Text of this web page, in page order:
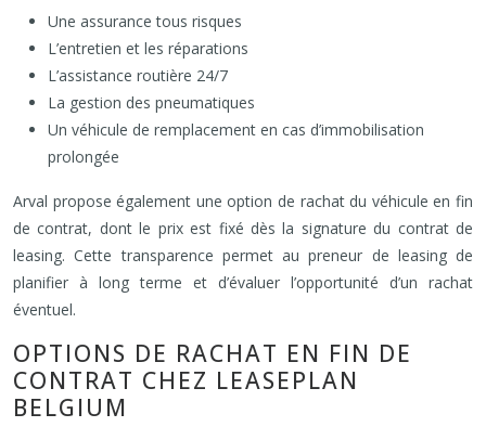
Une assurance tous risques
L’entretien et les réparations
L’assistance routière 24/7
La gestion des pneumatiques
Un véhicule de remplacement en cas d’immobilisation
prolongée
Arval propose également une option de rachat du véhicule en fin
de contrat, dont le prix est fixé dès la signature du contrat de
leasing. Cette transparence permet au preneur de leasing de
planifier à long terme et d’évaluer l’opportunité d’un rachat
éventuel.
OPTIONS DE RACHAT EN FIN DE
CONTRAT CHEZ LEASEPLAN
BELGIUM